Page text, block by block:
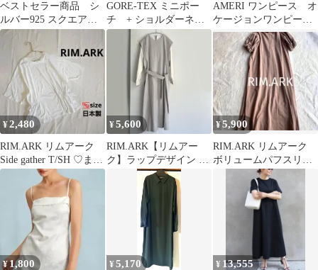
ベストセラー商品 シ
ルバー925 スクエアフ
ープピアス
GORE-TEX ミニポー
チ + ショルダーネッ
クストラップ
AMERI ワンピース オ
ケージョンワンピース
としても
¥2,480
RIM.ARK リムアーク
Side gather T/SH ♡まと
めOK2？
¥5,600
RIM.ARK【リムアー
ク】ラップデザイン ワ
ンピース グレー
白 ゆったり
¥5,900
RIM.ARK リムアーク
ボリュームパフスリー
ブ カットワンピース ベ
¥1,800 ¥5,170 ¥ 13,555